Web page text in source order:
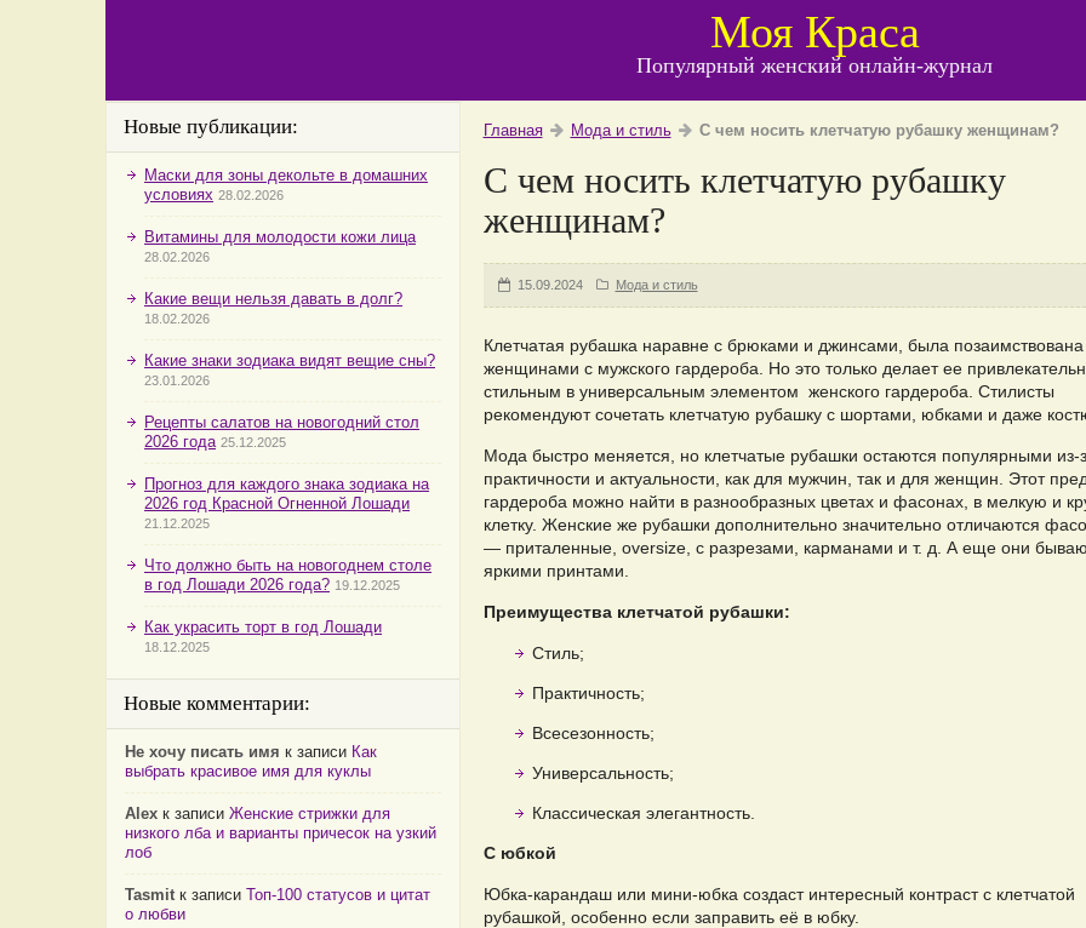
Моя Краса
Популярный женский онлайн-журнал
Главная Мода и стиль С чем носить клетчатую рубашку женщинам?
С чем носить клетчатую рубашку
женщинам?
15.09.2024 Мода и стиль
Клетчатая рубашка наравне с брюками и джинсами, была позаимствована
женщинами с мужского гардероба. Но это только делает ее
стильным в универсальным элементом женского гардероба. Стилисты
рекомендуют сочетать клетчатую рубашку с шортами, юбками и даже
Мода быстро меняется, но клетчатые рубашки остаются популярными из-
практичности и актуальности, как для мужчин, так и для женщин. Этот
гардероба можно найти в разнообразных цветах и фасонах, в мелкую и
клетку. Женские же рубашки дополнительно значительно отличаются
— приталенные, oversize, с разрезами, карманами и т. д. А еще они
яркими принтами.
Преимущества клетчатой рубашки:
Стиль;
Практичность;
Всесезонность;
Универсальность;
Классическая элегантность.
С юбкой
Юбка-карандаш или мини-юбка создаст интересный контраст с клетчатой
рубашкой, особенно если заправить её в юбку.
Новые публикации:
Маски для зоны декольте в домашних
условиях 28.02.2026
Витамины для молодости кожи лица
28.02.2026
Какие вещи нельзя давать в долг?
18.02.2026
Какие знаки зодиака видят вещие сны?
23.01.2026
Рецепты салатов на новогодний стол
2026 года 25.12.2025
Прогноз для каждого знака зодиака на
2026 год Красной Огненной Лошади
21.12.2025
Что должно быть на новогоднем столе
в год Лошади 2026 года? 19.12.2025
Как украсить торт в год Лошади
18.12.2025
Новые комментарии:
Не хочу писать имя к записи Как
выбрать красивое имя для куклы
Alex к записи Женские стрижки для
низкого лба и варианты причесок на узкий
лоб
Tasmit к записи Топ-100 статусов и цитат
о любви